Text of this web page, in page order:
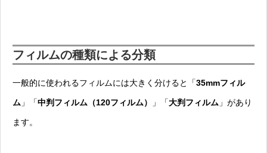
フィルムの種類による分類
一般的に使われるフィルムには大きく分けると「35mmフィル
ム 」「中判フィルム（120フィルム） 」「大判フィルム 」があり
ます。